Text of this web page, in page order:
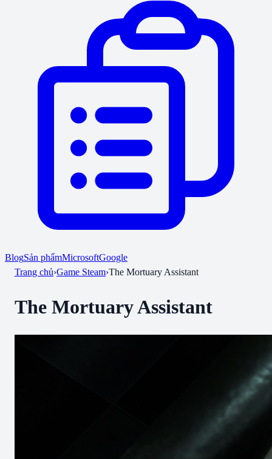
BlogSản phẩmMicrosoftGoogle
Trang chủ›Game Steam›The Mortuary Assistant
The Mortuary Assistant